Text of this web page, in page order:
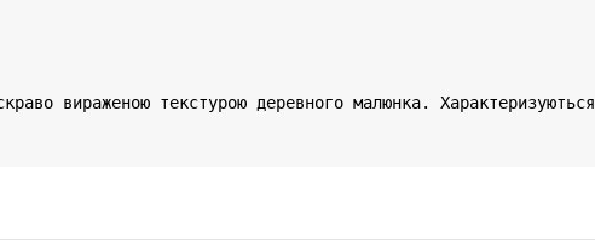
вираженою текстурою деревного малюнка.